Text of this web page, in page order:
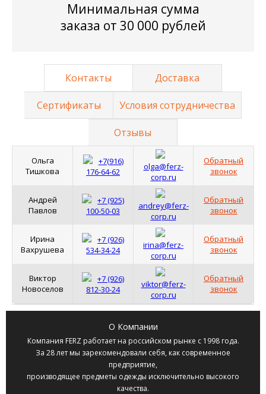
Минимальная сумма
заказа от 30 000 рублей
Контакты Доставка
Сертификаты Условия сотрудничества
Отзывы
Ольга
Тишкова
+7(916)
176-64-62
olga@ferz-
corp.ru
Обратный
звонок
Андрей
Павлов
+7 (925)
100-50-03
andrey@ferz-
corp.ru
Обратный
звонок
Ирина
Вахрушева
+7 (926)
534-34-24
irina@ferz-
corp.ru
Обратный
звонок
Виктор
Новоселов
+7 (926)
812-30-24
viktor@ferz-
corp.ru
Обратный
звонок
О Компании
Компания FERZработает на российском рынке с 1998 года.
За 28 лет мы зарекомендовали себя, как современное
предприятие,
производящее предметы одежды исключительно высокого
качества.